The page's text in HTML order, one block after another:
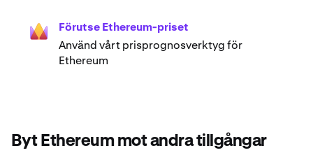
Förutse Ethereum-priset
Använd vårt prisprognosverktyg för
Ethereum
Byt Ethereum mot andra tillgångar